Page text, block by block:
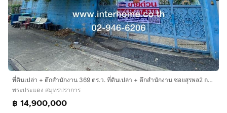
ที่ดินเปล่า + ตึกสำนักงาน 369 ตร.ว. ที่ดินเปล่า + ตึกสำนักงาน ซอยสุรพล2 ถนนสุขุมวิท ถนนริมทางรถไฟสายเก่า พระประแดง สมุทรปราการ
พระประแดง สมุทรปราการ
฿ 14,900,000